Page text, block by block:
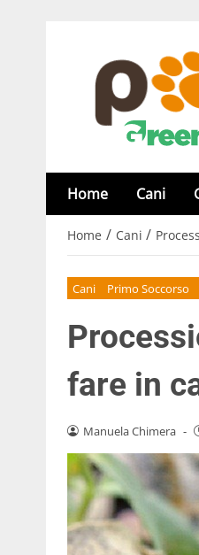
Home Cani
Home / Cani /
Cani Primo Soccorso
fare in
Manuela Chimera -